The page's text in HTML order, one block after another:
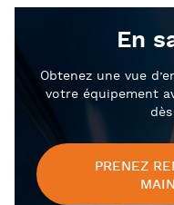
En
Obtenez une vue
votre équipement
PRENEZ